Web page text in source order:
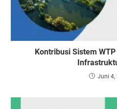
Kontribusi Sistem
Juni 4,